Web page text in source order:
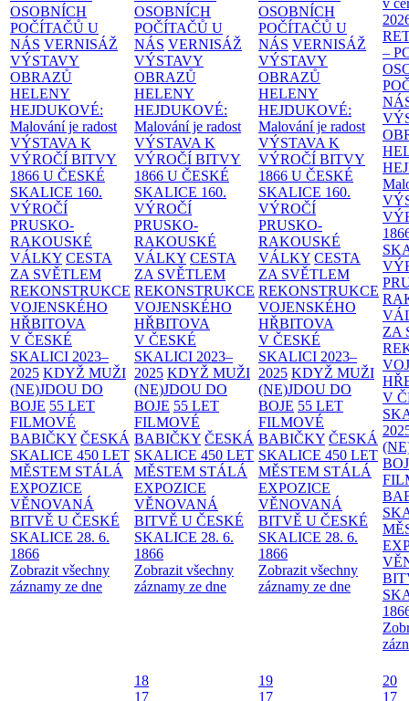
OSOBNÍCH
POČÍTAČŮ U
NÁS VERNISÁŽ
VÝSTAVY
OBRAZŮ
HELENY
HEJDUKOVÉ:
Malování je radost
VÝSTAVA K
VÝROČÍ BITVY
1866 U ČESKÉ
SKALICE 160.
VÝROČÍ
PRUSKO-
RAKOUSKÉ
VÁLKY CESTA
ZA SVĚTLEM
REKONSTRUKCE
VOJENSKÉHO
HŘBITOVA
V ČESKÉ
SKALICI 2023–
2025 KDYŽ MUŽI
(NE)JDOU DO
BOJE 55 LET
FILMOVÉ
BABIČKY ČESKÁ
SKALICE 450 LET
MĚSTEM STÁLÁ
EXPOZICE
VĚNOVANÁ
BITVĚ U ČESKÉ
SKALICE 28. 6.
1866
Zobrazit všechny
záznamy ze dne
OSOBNÍCH
POČÍTAČŮ U
NÁS VERNISÁŽ
VÝSTAVY
OBRAZŮ
HELENY
HEJDUKOVÉ:
Malování je radost
VÝSTAVA K
VÝROČÍ BITVY
1866 U ČESKÉ
SKALICE 160.
VÝROČÍ
PRUSKO-
RAKOUSKÉ
VÁLKY CESTA
ZA SVĚTLEM
REKONSTRUKCE
VOJENSKÉHO
HŘBITOVA
V ČESKÉ
SKALICI 2023–
2025 KDYŽ MUŽI
(NE)JDOU DO
BOJE 55 LET
FILMOVÉ
BABIČKY ČESKÁ
SKALICE 450 LET
MĚSTEM STÁLÁ
EXPOZICE
VĚNOVANÁ
BITVĚ U ČESKÉ
SKALICE 28. 6.
1866
Zobrazit všechny
záznamy ze dne
OSOBNÍCH
POČÍTAČŮ U
NÁS VERNISÁŽ
VÝSTAVY
OBRAZŮ
HELENY
HEJDUKOVÉ:
Malování je radost
VÝSTAVA K
VÝROČÍ BITVY
1866 U ČESKÉ
SKALICE 160.
VÝROČÍ
PRUSKO-
RAKOUSKÉ
VÁLKY CESTA
ZA SVĚTLEM
REKONSTRUKCE
VOJENSKÉHO
HŘBITOVA
V ČESKÉ
SKALICI 2023–
2025 KDYŽ MUŽI
(NE)JDOU DO
BOJE 55 LET
FILMOVÉ
BABIČKY ČESKÁ
SKALICE 450 LET
MĚSTEM STÁLÁ
EXPOZICE
VĚNOVANÁ
BITVĚ U ČESKÉ
SKALICE 28. 6.
1866
Zobrazit všechny
záznamy ze dne
v
–
ZA
V
18
17
19
17
20
17